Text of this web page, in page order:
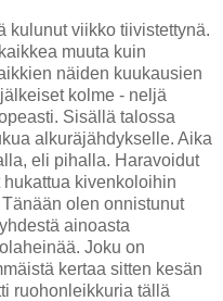
kulunut viikko tiivistettynä.
muuta kuin
näiden kuukausien
kolme - neljä
Sisällä talossa
alkuräjähdykselle. Aika
eli pihalla. Haravoidut
kivenkoloihin
olen onnistunut
ainoasta
Joku on
kertaa sitten kesän
ruohonleikkuria tällä